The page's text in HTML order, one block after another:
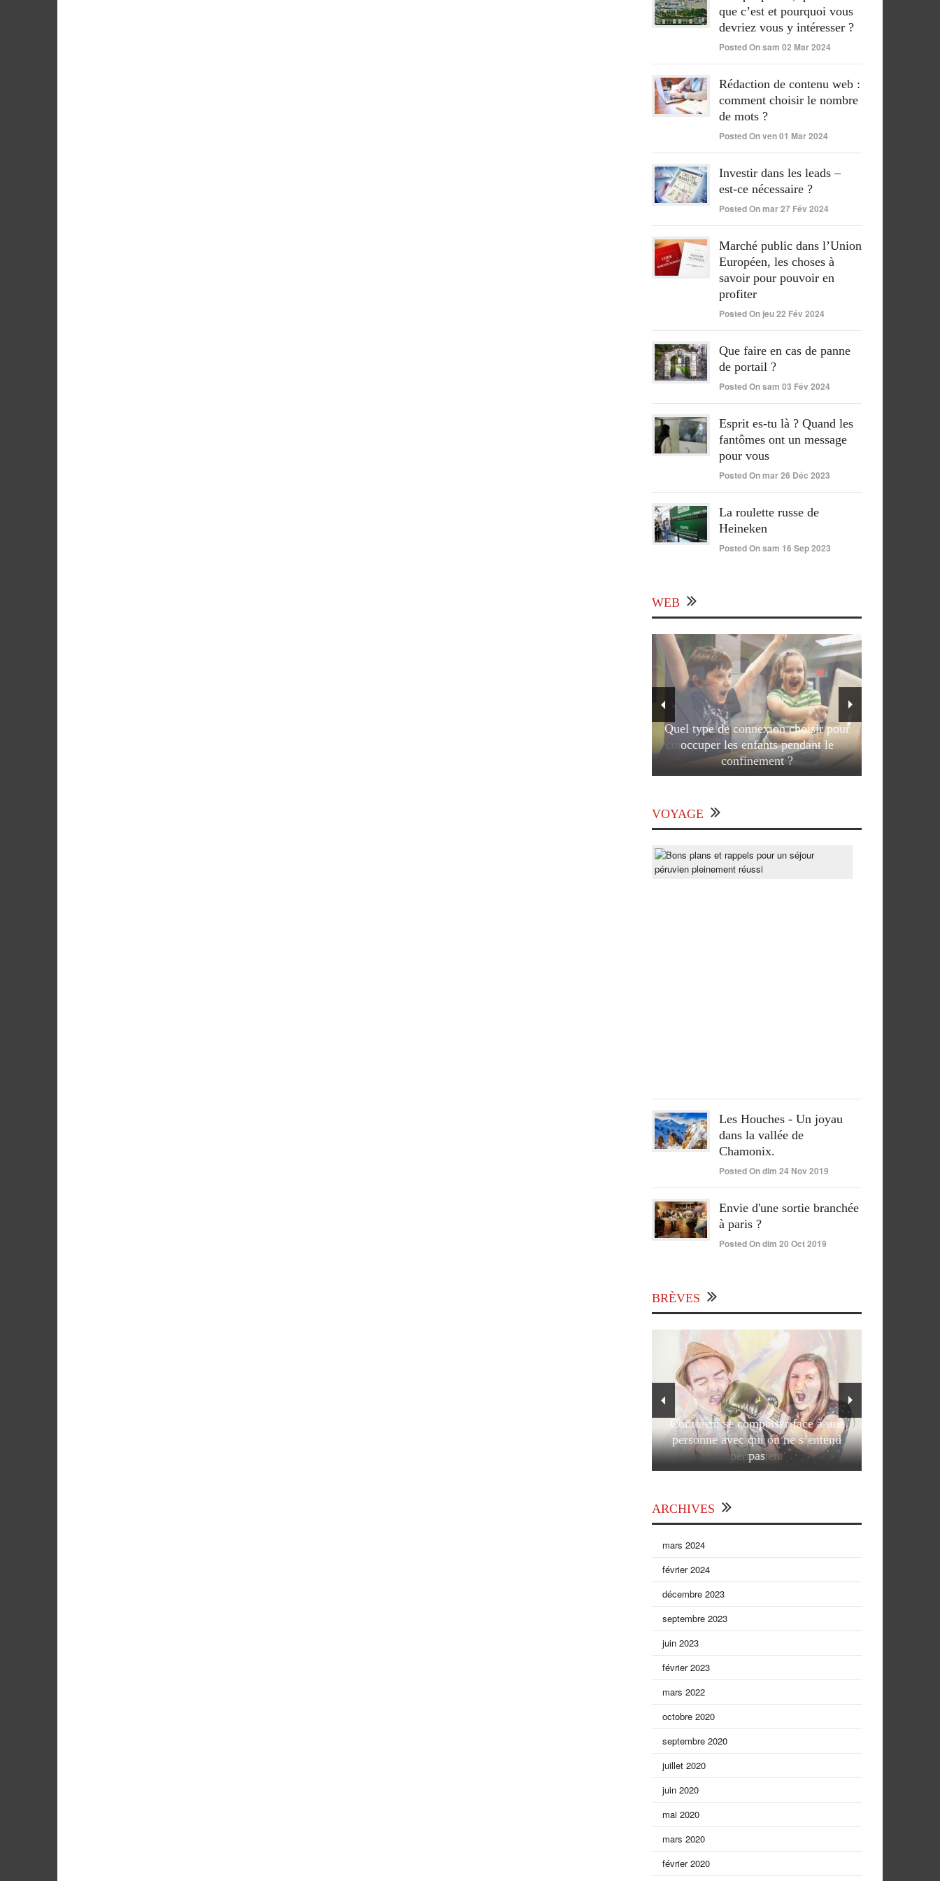
que c’est et pourquoi vous
devriez vous y intéresser ?
Posted On sam 02 Mar 2024
Rédaction de contenu web :
comment choisir le nombre
de mots ?
Posted On ven 01 Mar 2024
Investir dans les leads –
est-ce nécessaire ?
Posted On mar 27 Fév 2024
Marché public dans l’Union
Européen, les choses à
savoir pour pouvoir en
profiter
Posted On jeu 22 Fév 2024
Que faire en cas de panne
de portail ?
Posted On sam 03 Fév 2024
Esprit es-tu là ? Quand les
fantômes ont un message
pour vous
Posted On mar 26 Déc 2023
La roulette russe de
Heineken
Posted On sam 16 Sep 2023
WEB
Quel type de connexion choisir pour
occuper les enfants pendant le
confinement ?
VOYAGE
Les Houches - Un joyau
dans la vallée de
Chamonix.
Posted On dim 24 Nov 2019
Envie d'une sortie branchée
à paris ?
Posted On dim 20 Oct 2019
BRÈVES
Comment se comporter face à une
personne avec qui on ne s’entend
pas
ARCHIVES
mars 2024
février 2024
décembre 2023
septembre 2023
juin 2023
février 2023
mars 2022
octobre 2020
septembre 2020
juillet 2020
juin 2020
mai 2020
mars 2020
février 2020